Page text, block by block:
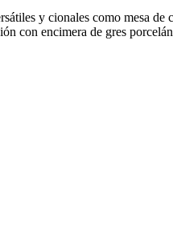
y cionales como mesa
con encimera de gres